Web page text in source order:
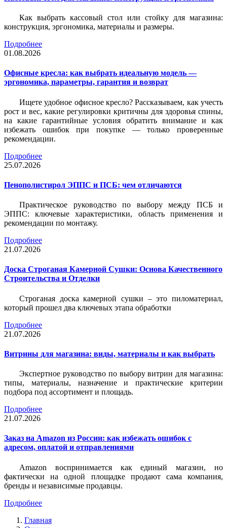
Как выбрать кассовый стол или стойку для магазина:
конструкция, эргономика, материалы и размеры.
Подробнее
01.08.2026
Офисные кресла: как выбрать идеальную модель —
эргономика, параметры, гарантия и возврат
Ищете удобное офисное кресло? Рассказываем, как учесть
рост и вес, какие регулировки критичны для здоровья спины,
на какие гарантийные условия обратить внимание и как
избежать ошибок при покупке — только проверенные
рекомендации.
Подробнее
25.07.2026
Пенополистирол ЭППС и ПСБ: чем отличаются
Практическое руководство по выбору между ПСБ и
ЭППС: ключевые характеристики, область применения и
рекомендации по монтажу.
Подробнее
21.07.2026
Доска Строганая Камерной Сушки: Основа Качественного
Строительства и Отделки
Строганая доска камерной сушки – это пиломатериал,
который прошел два ключевых этапа обработки
Подробнее
21.07.2026
Витрины для магазина: виды, материалы и как выбрать
Экспертное руководство по выбору витрин для магазина:
типы, материалы, назначение и практические критерии
подбора под ассортимент и площадь.
Подробнее
21.07.2026
Заказ на Amazon из России: как избежать ошибок с
адресом, оплатой и отправлениями
Amazon воспринимается как единый магазин, но
фактически на одной площадке продают сама компания,
бренды и независимые продавцы.
Подробнее
Главная